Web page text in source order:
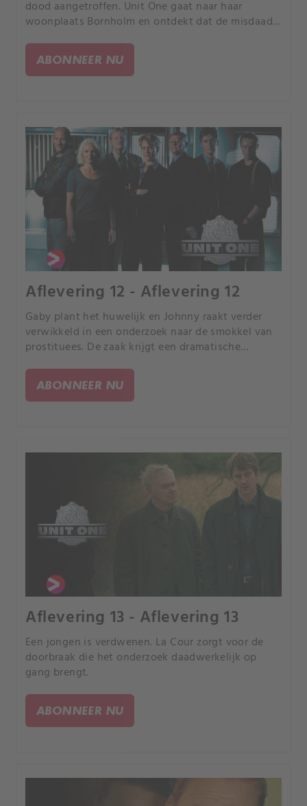
dood aangetroffen. Unit One gaat naar haar
woonplaats Bornholm en ontdekt dat de misdaad
moorden elders in Denemarken.
ABONNEER NU
Aflevering 12 - Aflevering 12
Gaby plant het huwelijk en Johnny raakt verder
verwikkeld in een onderzoek naar de smokkel van
prostituees. De zaak krijgt een dramatische
krijgt als Helene gaat bevallen.
ABONNEER NU
Aflevering 13 - Aflevering 13
Een jongen is verdwenen. La Cour zorgt voor de
doorbraak die het onderzoek daadwerkelijk op
gang brengt.
ABONNEER NU